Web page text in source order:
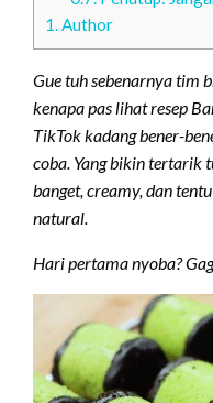
1.Author
Gue tuh sebenarnya tim
kenapa pas lihat resep
TikTok kadang bener-
coba. Yang bikin tertarik
banget, creamy, dan
natural.
Hari pertama nyoba?